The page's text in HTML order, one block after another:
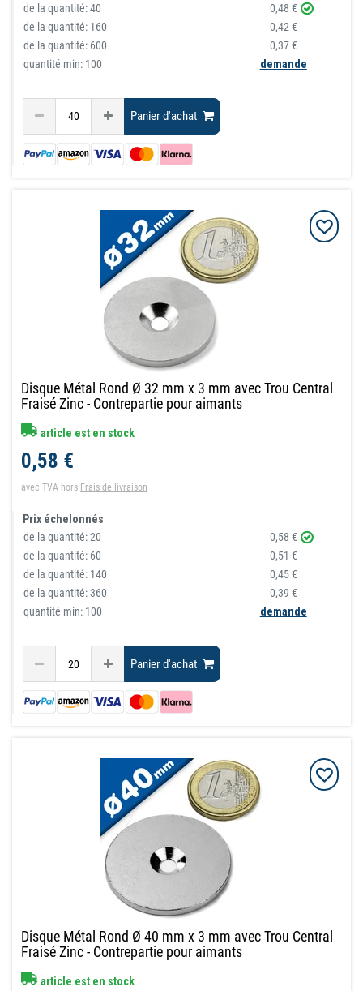
de la quantité:40
0,48 €
de la quantité: 160
0,42 €
de la quantité: 600
0,37 €
quantité min: 100
demande
Panier d'achat
Disque Métal Rond Ø 32 mm x 3 mm avec Trou Central
Fraisé Zinc - Contrepartie pour aimants
article est en stock
0,58 €
avec TVA hors Frais de livraison
Prix échelonnés
de la quantité:20
0,58 €
de la quantité: 60
0,51 €
de la quantité: 140
0,45 €
de la quantité:360
0,39 €
quantité min: 100
demande
Panier d'achat
Disque Métal Rond Ø 40 mm x 3 mm avec Trou Central
Fraisé Zinc - Contrepartie pour aimants
article est en stock